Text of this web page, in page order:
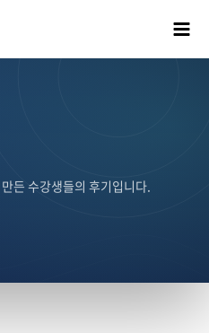
든 수강생들의 후기입니다.